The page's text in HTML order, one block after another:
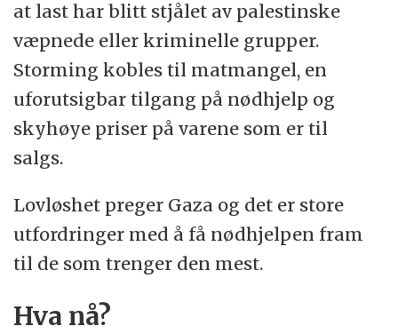
at last har blitt stjålet av palestinske
væpnede eller kriminelle grupper.
Storming kobles til matmangel, en
uforutsigbar tilgang på nødhjelp og
skyhøye priser på varene som er til
salgs.
Lovløshet preger Gaza og det er store
utfordringer med å få nødhjelpen fram
til de som trenger den mest.
Hva nå?